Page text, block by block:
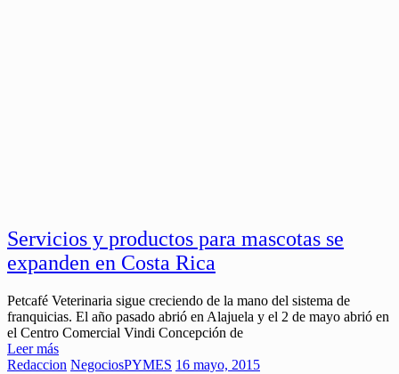
Servicios y productos para mascotas se
expanden en Costa Rica
Petcafé Veterinaria sigue creciendo de la mano del sistema de
franquicias. El año pasado abrió en Alajuela y el 2 de mayo abrió en
el Centro Comercial Vindi Concepción de
Leer más
Redaccion NegociosPYMES 16 mayo, 2015